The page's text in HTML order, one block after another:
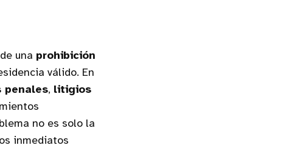
una prohibición
válido. En
penales, litigios
no es solo la
inmediatos